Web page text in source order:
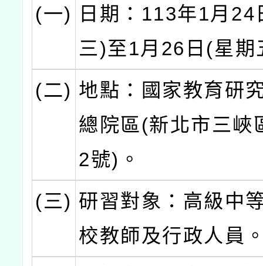
(一)
日期：113年1月24
三)至1月26日(星期
(二) 地點：國家教育研
總院區(新北市三峽
2號)。
(三) 研習對象：高級中
校教師及行政人員